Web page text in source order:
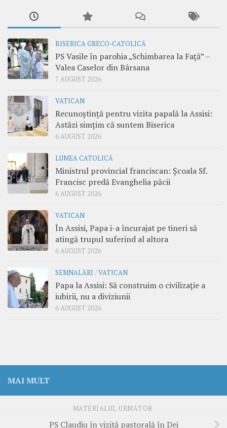
BISERICA GRECO-CATOLICĂ
PS Vasile în parohia „Schimbarea la Față” –
Valea Caselor din Bârsana
7 AUGUST 2026
VATICAN
Recunoștință pentru vizita papală la Assisi:
Astăzi simțim că suntem Biserica
6 AUGUST 2026
LUMEA CATOLICĂ
Ministrul provincial franciscan: Școala Sf.
Francisc predă Evanghelia păcii
6 AUGUST 2026
VATICAN
În Assisi, Papa i-a încurajat pe tineri să
atingă trupul suferind al altora
6 AUGUST 2026
SEMNALĂRI /VATICAN
Papa la Assisi: Să construim o civilizație a
iubirii, nu a diviziunii
6 AUGUST 2026
MAI MULT
MATERIALUL URMĂTOR
PS Claudiu în vizită pastorală în Dej